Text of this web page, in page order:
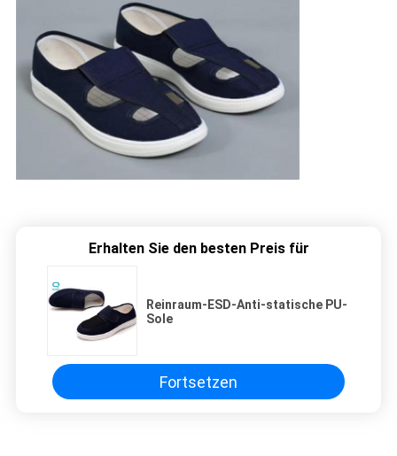
Erhalten Sie den besten Preis für
Reinraum-ESD-Anti-statische PU-
Sole
Fortsetzen